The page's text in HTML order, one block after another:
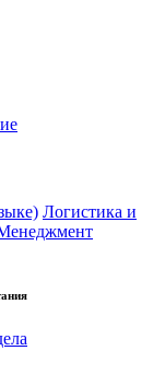
Логистика и